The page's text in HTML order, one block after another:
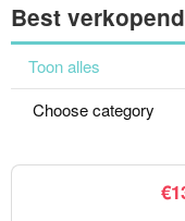
Best
Toon alles
Choose category
€